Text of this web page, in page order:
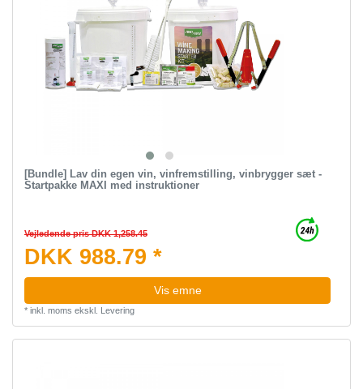
[Bundle] Lav din egen vin, vinfremstilling, vinbrygger sæt -
Startpakke MAXI med instruktioner
Vejledende pris DKK 1,258.45
DKK 988.79 *
Vis emne
* inkl. moms ekskl. Levering